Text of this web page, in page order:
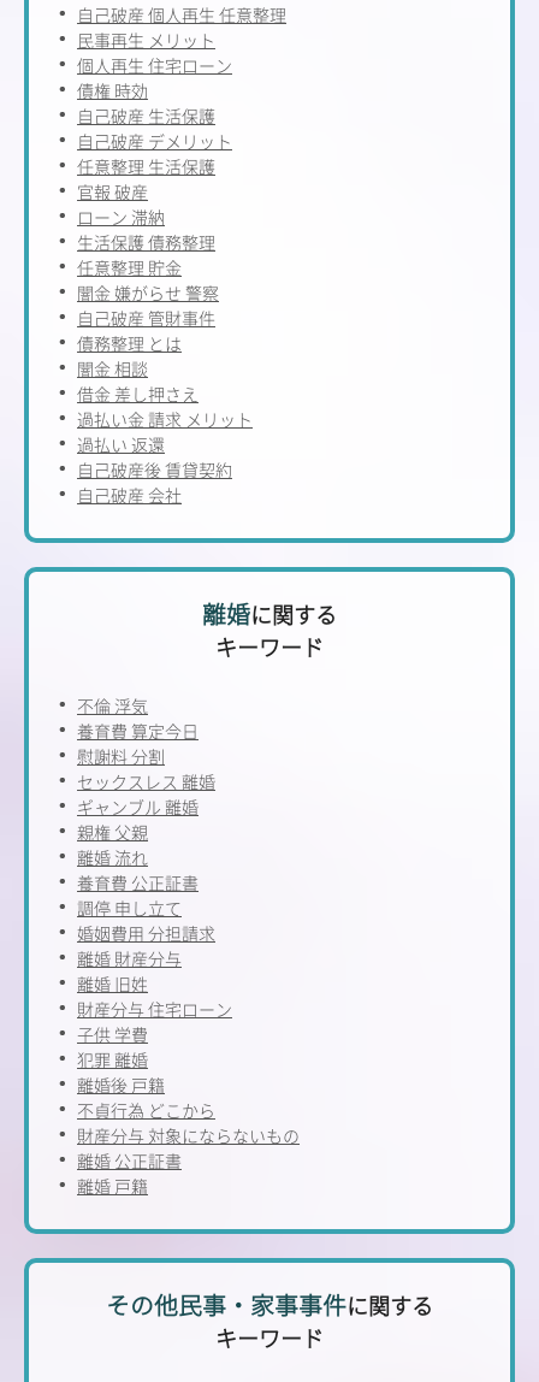
自己破産 個人再生 任意整理
民事再生 メリット
個人再生 住宅ローン
債権 時効
自己破産 生活保護
自己破産 デメリット
任意整理 生活保護
官報 破産
ローン 滞納
生活保護 債務整理
任意整理 貯金
闇金 嫌がらせ 警察
自己破産 管財事件
債務整理 とは
闇金 相談
借金 差し押さえ
過払い金 請求 メリット
過払い 返還
自己破産後 賃貸契約
自己破産 会社
離婚に関する
キーワード
不倫 浮気
養育費 算定今日
慰謝料 分割
セックスレス 離婚
ギャンブル 離婚
親権 父親
離婚 流れ
養育費 公正証書
調停 申し立て
婚姻費用 分担請求
離婚 財産分与
離婚 旧姓
財産分与 住宅ローン
子供 学費
犯罪 離婚
離婚後 戸籍
不貞行為 どこから
財産分与 対象にならないもの
離婚 公正証書
離婚 戸籍
その他民事・家事事件に関する
キーワード